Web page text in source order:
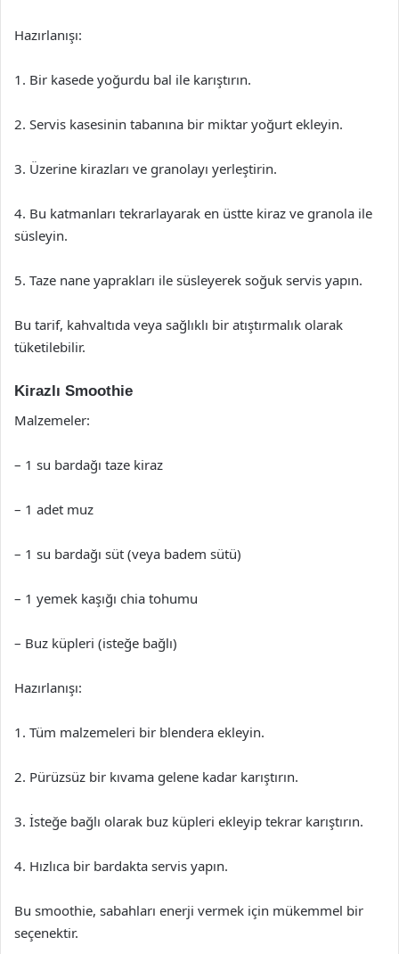
Hazırlanışı:
1. Bir kasede yoğurdu bal ile karıştırın.
2. Servis kasesinin tabanına bir miktar yoğurt ekleyin.
3. Üzerine kirazları ve granolayı yerleştirin.
4. Bu katmanları tekrarlayarak en üstte kiraz ve granola ile
süsleyin.
5. Taze nane yaprakları ile süsleyerek soğuk servis yapın.
Bu tarif, kahvaltıda veya sağlıklı bir atıştırmalık olarak
tüketilebilir.
Kirazlı Smoothie
Malzemeler:
– 1 su bardağı taze kiraz
– 1 adet muz
– 1 su bardağı süt (veya badem sütü)
– 1 yemek kaşığı chia tohumu
– Buz küpleri (isteğe bağlı)
Hazırlanışı:
1. Tüm malzemeleri bir blendera ekleyin.
2. Pürüzsüz bir kıvama gelene kadar karıştırın.
3. İsteğe bağlı olarak buz küpleri ekleyip tekrar karıştırın.
4. Hızlıca bir bardakta servis yapın.
Bu smoothie, sabahları enerji vermek için mükemmel bir
seçenektir.